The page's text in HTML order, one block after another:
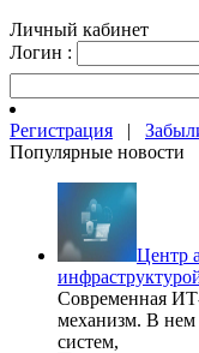
Личный кабинет
Логин :
Регистрация |
Популярные новости
Центр
Современная
механизм. В нем
систем,